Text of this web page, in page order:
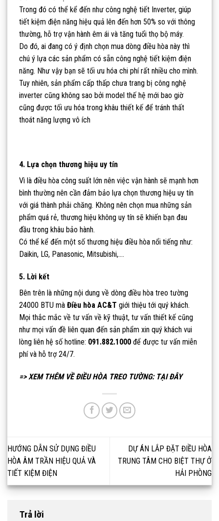
Trong đó có thể kể đến như công nghệ tiết Inverter, giúp
tiết kiệm điện năng hiệu quả lên đến hơn 50% so với thông
thường, hỗ trợ vận hành êm ái và tăng tuổi thọ bộ máy.
Do đó, ai đang có ý định chọn mua dòng điều hòa này thì
chú ý lựa các sản phẩm có sẵn công nghệ tiết kiệm điện
năng. Như vậy bạn sẽ tối ưu hóa chi phí rất nhiều cho mình.
Tuy nhiên, sản phẩm cấp thấp chưa trang bị công nghệ
inverter cũng không sao bởi model thế hệ mới bao giờ
cũng được tối ưu hóa trong khâu thiết kế để tránh thất
thoát năng lượng vô ích
4. Lựa chọn thương hiệu uy tín
Vì là điều hòa công suất lớn nên việc vận hành sẽ mạnh hơn
bình thường nên cần đảm bảo lựa chọn thương hiệu uy tín
với giá thành phải chăng. Không nên chọn mua những sản
phẩm quá rẻ, thương hiệu không uy tín sẽ khiến bạn đau
đầu trong khâu bảo hành.
Có thể kể đến một số thương hiệu điều hòa nổi tiếng như:
Daikin, LG, Panasonic, Mitsubishi,….
5. Lời kết
Bên trên là những nội dung về dòng điều hòa treo tường
24000 BTU mà Điều hòa AC&T giới thiệu tới quý khách.
Mọi thắc mắc về tư vấn về kỹ thuật, tư vấn thiết kế cũng
như mọi vấn đề liên quan đến sản phẩm xin quý khách vui
lòng liên hệ số hotline: 091.882.1000 để được tư vấn miễn
phí và hỗ trợ 24/7.
=> XEM THÊM VỀ ĐIỀU HÒA TREO TƯỜNG: TẠI ĐÂY
HƯỚNG DẪN SỬ DỤNG ĐIỀU
HÒA ÂM TRẦN HIỆU QUẢ VÀ
TIẾT KIỆM ĐIỆN
DỰ ÁN LẮP ĐẶT ĐIỀU HÒA
TRUNG TÂM CHO BIỆT THỰ Ở
HẢI PHÒNG
Trả lời